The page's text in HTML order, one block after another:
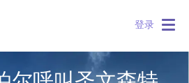
登录